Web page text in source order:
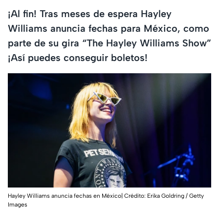
¡Al fin! Tras meses de espera Hayley
Williams anuncia fechas para México, como
parte de su gira “The Hayley Williams Show”
¡Así puedes conseguir boletos!
Hayley Williams anuncia fechas en México| Crédito: Erika Goldring / Getty
Images